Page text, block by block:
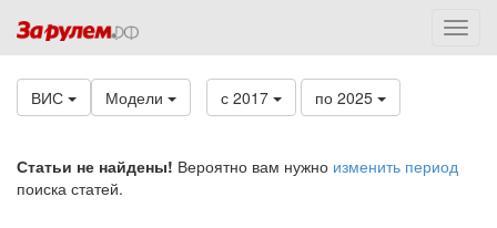
ВИС Модели с 2017 по 2025
Статьи не найдены! Вероятно вам нужно изменить период
поиска статей.